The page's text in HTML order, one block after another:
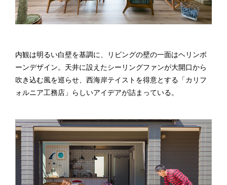
内観は明るい白壁を基調に、リビングの壁の一面はヘリンボ
ーンデザイン。天井に設えたシーリングファンが大開口から
吹き込む風を巡らせ、西海岸テイストを得意とする「カリフ
ォルニア工務店」らしいアイデアが詰まっている。